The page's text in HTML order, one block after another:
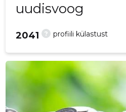
uudisvoog
? profiili külastust
2041